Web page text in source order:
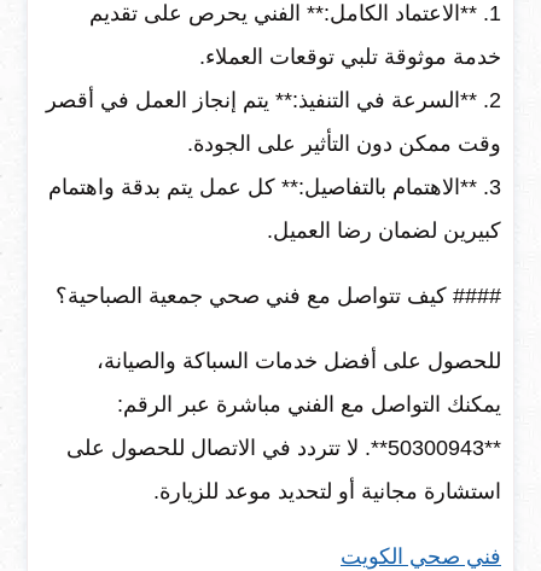
1. **الاعتماد الكامل:** الفني يحرص على تقديم
خدمة موثوقة تلبي توقعات العملاء.
2. **السرعة في التنفيذ:** يتم إنجاز العمل في أقصر
وقت ممكن دون التأثير على الجودة.
3. **الاهتمام بالتفاصيل:** كل عمل يتم بدقة واهتمام
كبيرين لضمان رضا العميل.
#### كيف تتواصل مع فني صحي جمعية الصباحية؟
للحصول على أفضل خدمات السباكة والصيانة،
يمكنك التواصل مع الفني مباشرة عبر الرقم:
**50300943**. لا تتردد في الاتصال للحصول على
استشارة مجانية أو لتحديد موعد للزيارة.
فني صحي الكويت